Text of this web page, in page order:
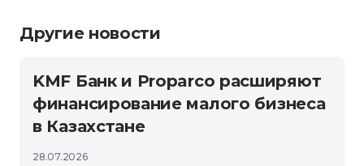
Другие новости
KMF Банк и Proparco расширяют
финансирование малого бизнеса
в Казахстане
28.07.2026